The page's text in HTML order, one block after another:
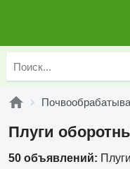
Плуги
50 объявлений: